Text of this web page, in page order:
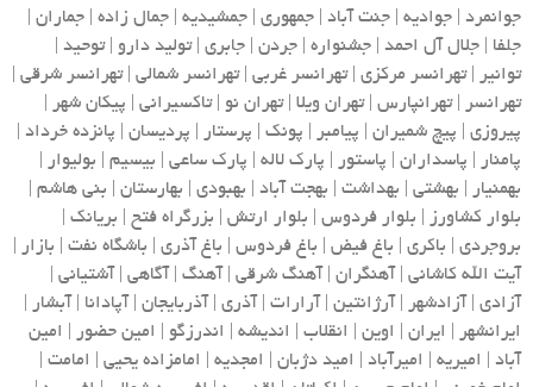
جوانمرد | جوادیه | جنت آباد | جمهوری | جمشیدیه | جمال زاده | جماران |
جلفا | جلال آل احمد | جشنواره | جردن | جابری | تولید دارو | توحید |
توانیر | تهرانسر مرکزی | تهرانسر غربی | تهرانسر شمالی | تهرانسر شرقی |
تهرانسر | تهرانپارس | تهران ویلا | تهران نو | تاکسیرانی | پیکان شهر |
پیروزی | پیچ شمیران | پیامبر | پونک | پرستار | پردیسان | پانزده خرداد |
پامنار | پاسداران | پاستور | پارک لاله | پارک ساعی | بیسیم | بولیوار |
بهمنیار | بهشتی | بهداشت | بهجت آباد | بهبودی | بهارستان | بنی هاشم |
بلوار کشاورز | بلوار فردوس | بلوار ارتش | بزرگراه فتح | بریانک |
بروجردی | باکری | باغ فیض | باغ فردوس | باغ آذری | باشگاه نفت | بازار |
آیت الله کاشانی | آهنگران | آهنگ شرقی | آهنگ | آگاهی | آشتیانی |
آزادی | آزادشهر | آرژانتین | آرارات | آذری | آذربایجان | آپادانا | آبشار |
ایرانشهر | ایران | اوین | انقلاب | اندیشه | اندرزگو | امین حضور | امین
آباد | امیریه | امیرآباد | امید دژبان | امجدیه | امامزاده یحیی | امامت |